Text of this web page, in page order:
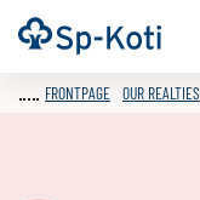
Go
to
Frontpage
FRONTPAGE OUR REALTIES